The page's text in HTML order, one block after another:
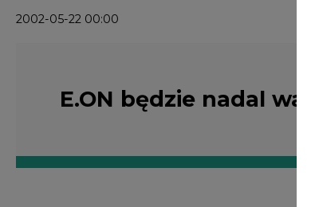
2002-05-22 00:00
E.ON będzie nadal